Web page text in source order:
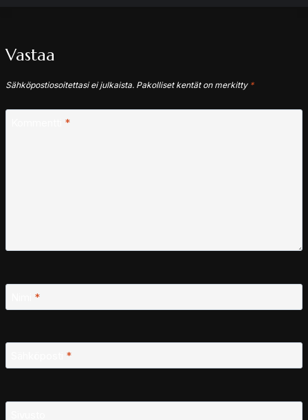
Vastaa
Sähköpostiosoitettasi ei julkaista. Pakolliset kentät on merkitty *
*
*
*